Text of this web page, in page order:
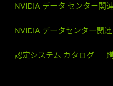
NVIDIA データ センター関
NVIDIA データセンター関
認定システム カタログ